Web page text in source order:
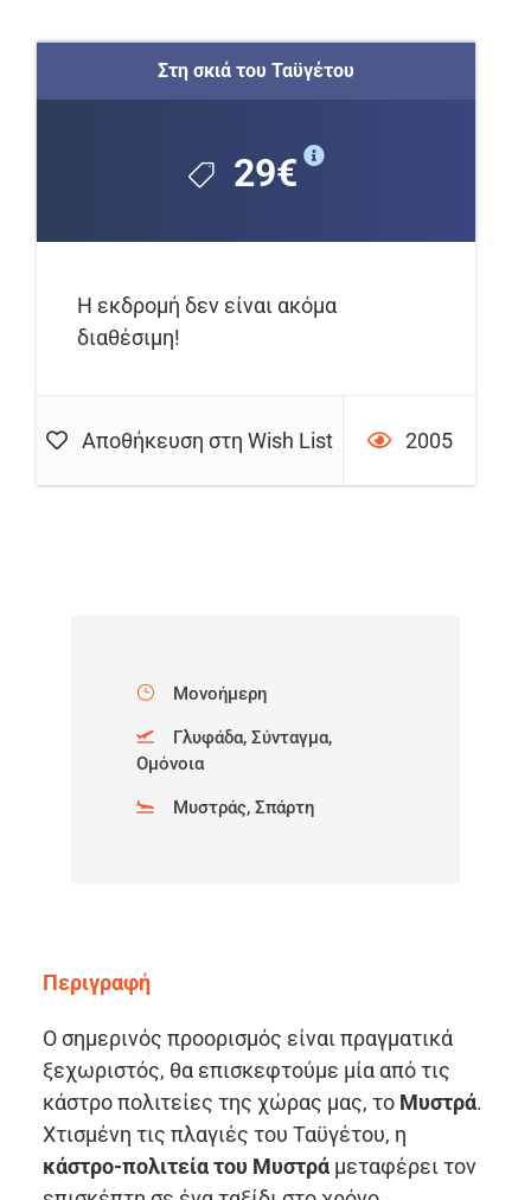
Στη σκιά του Ταϋγέτου
29€
Η εκδρομή δεν είναι ακόμα
διαθέσιμη!
Αποθήκευση στη Wish List 2005
Μονοήμερη
Γλυφάδα, Σύνταγμα,
Ομόνοια
Μυστράς, Σπάρτη
Περιγραφή
Ο σημερινός προορισμός είναι πραγματικά
ξεχωριστός, θα επισκεφτούμε μία από τις
κάστρο πολιτείες της χώρας μας, το Μυστρά.
Χτισμένη τις πλαγιές του Ταϋγέτου, η
κάστρο-πολιτεία του Μυστρά μεταφέρει τον